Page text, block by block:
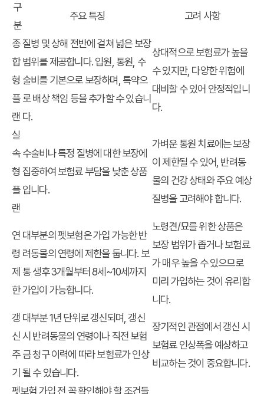
구
분
주요 특징 고려 사항
종
합
형
플
랜
질병 및 상해 전반에 걸쳐 넓은 보장
범위를 제공합니다. 입원, 통원, 수
술비를 기본으로 보장하며, 특약으
로 배상 책임 등을 추가할 수 있습니
다.
상대적으로 보험료가 높을
수 있지만, 다양한 위험에
대비할 수 있어 안정적입니
다.
실
속
형
플
랜
수술비나 특정 질병에 대한 보장에
집중하여 보험료 부담을 낮춘 상품
입니다.
가벼운 통원 치료에는 보장
이 제한될 수 있어, 반려동
물의 건강 상태와 주요 예상
질병을 고려해야 합니다.
연
령
제
한
대부분의 펫보험은 가입 가능한 반
려동물의 연령에 제한을 둡니다. 보
통 생후 3개월부터 8세~10세까지
가입이 가능합니다.
노령견/묘를 위한 상품은
보장 범위가 좁거나 보험료
가 매우 높을 수 있으므로
미리 가입하는 것이 유리합
니다.
갱
신
주
기
대부분 1년 단위로 갱신되며, 갱신
시 반려동물의 연령이나 직전 보험
금 청구 이력에 따라 보험료가 인상
될 수 있습니다.
장기적인 관점에서 갱신 시
보험료 인상폭을 예상하고
비교하는 것이 중요합니다.
펫보험 가입 전 꼭 확인해야 할 조건들